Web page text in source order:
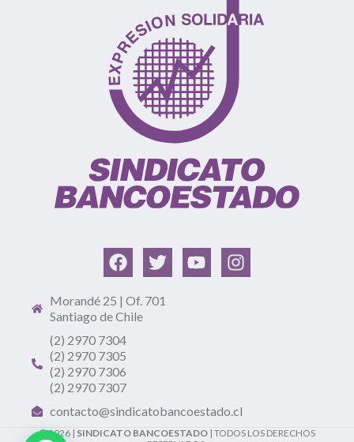
Morandé 25 | Of. 701
Santiago de Chile
(2) 2970 7304
(2) 2970 7305
(2) 2970 7306
(2) 2970 7307
contacto@sindicatobancoestado.cl
© 2026 | SINDICATO BANCOESTADO | TODOS LOS DERECHOS